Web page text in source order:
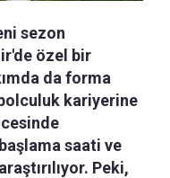
sezon
özel bir
da forma
kariyerine
saati ve
Peki,